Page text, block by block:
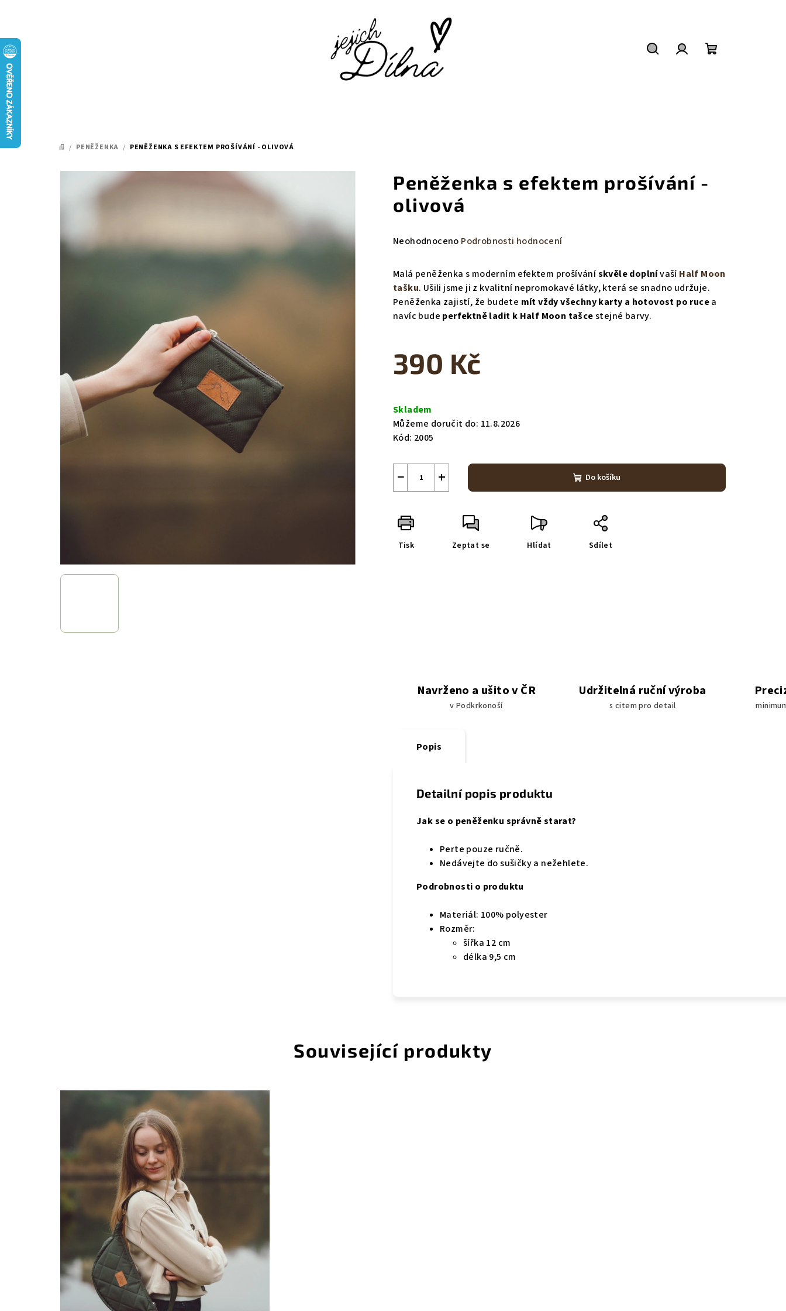
DOMŮ
/ PENĚŽENKA / PENĚŽENKA S EFEKTEM PROŠÍVÁNÍ - OLIVOVÁ
Peněženka s efektem prošívání -
olivová
Průměrné
produktu
je
0,0
Neohodnoceno Podrobnosti hodnocení
Malá peněženka s moderním efektem prošívánískvěle doplnívašíHalf Moon
tašku. Ušili jsme ji z kvalitní nepromokavé látky, která se snadno udržuje.
Peněženka zajistí, že budete mít vždy všechny karty a hotovost po rucea
navíc bude perfektně ladit k Half Moon tašcestejné barvy.
390 Kč
cena:
Skladem
Můžeme doručit do: 11.8.2026
Kód: 2005
+
− Do košíku
Tisk Zeptat se Hlídat Sdílet
Navrženo a ušito v ČR
v Podkrkonoší
Udržitelná ruční výroba
s citem pro detail
Popis
Detailní popis produktu
Jak se o peněženku správně starat?
Perte pouze ručně.
Nedávejte do sušičky a nežehlete.
Podrobnosti o produktu
Materiál: 100% polyester
Rozměr:
šířka 12 cm
délka 9,5 cm
Související produkty